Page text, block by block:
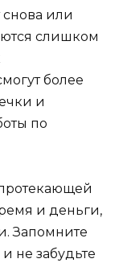
или
слишком
более
и
по
и деньги,
Запомните
не забудьте